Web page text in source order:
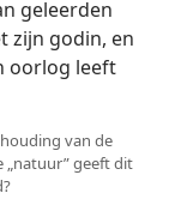
geleerden
zijn godin, en
oorlog leeft
van de
„natuur” geeft dit